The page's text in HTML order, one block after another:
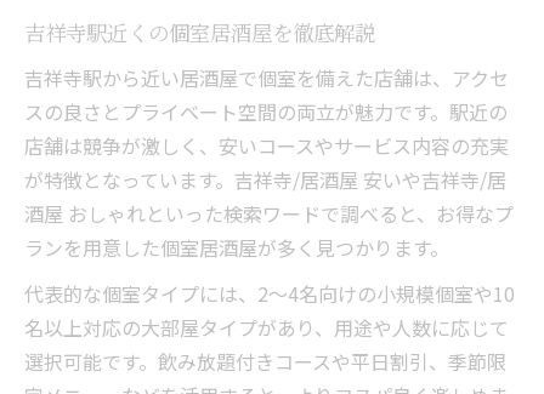
吉祥寺駅近くの個室居酒屋を徹底解説
吉祥寺駅から近い居酒屋で個室を備えた店舗は、アクセ
スの良さとプライベート空間の両立が魅力です。駅近の
店舗は競争が激しく、安いコースやサービス内容の充実
が特徴となっています。吉祥寺/居酒屋 安いや吉祥寺/居
酒屋 おしゃれといった検索ワードで調べると、お得なプ
ランを用意した個室居酒屋が多く見つかります。
代表的な個室タイプには、2～4名向けの小規模個室や10
名以上対応の大部屋タイプがあり、用途や人数に応じて
選択可能です。飲み放題付きコースや平日割引、季節限